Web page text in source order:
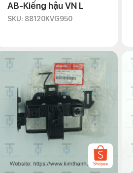
AB-Kiếng hậu VN L
SKU: 88120KVG950